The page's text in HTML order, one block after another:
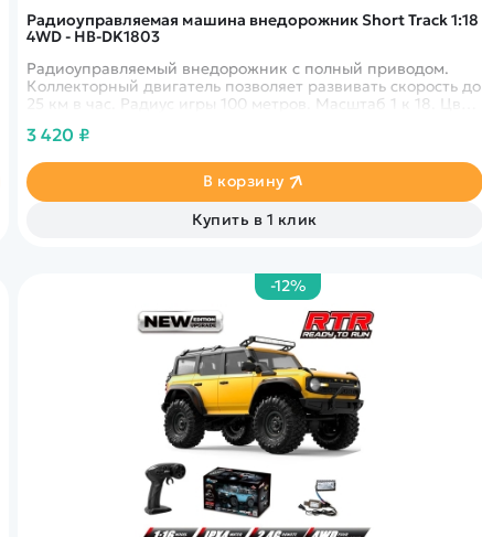
Радиоуправляемая машина внедорожник Short Track 1:18
4WD - HB-DK1803
Радиоуправляемый внедорожник с полный приводом.
Коллекторный двигатель позволяет развивать скорость до
25 км в час. Радиус игры 100 метров. Масштаб 1 к 18. Цвет
3 420 ₽
В корзину
Купить в 1 клик
-12%